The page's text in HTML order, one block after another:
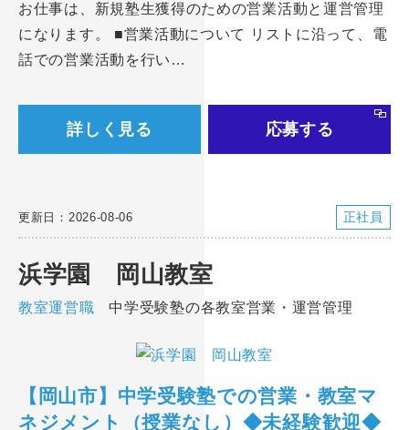
お仕事は、新規塾生獲得のための営業活動と運営管理
になります。 ■営業活動について リストに沿って、電
話での営業活動を行い…
詳しく見る 応募する
更新日：2026-08-06 正社員
浜学園 岡山教室
教室運営職 中学受験塾の各教室営業・運営管理
【岡山市】中学受験塾での営業・教室マ
ネジメント（授業なし）◆未経験歓迎◆